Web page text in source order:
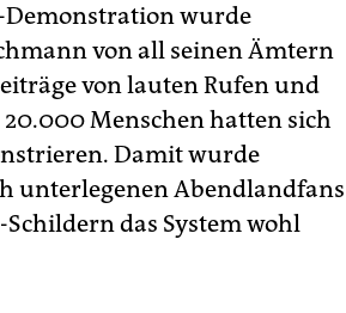
Demonstration wurde
von all seinen Ämtern
von lauten Rufen und
Menschen hatten sich
Damit wurde
unterlegenen Abendlandfans
das System wohl